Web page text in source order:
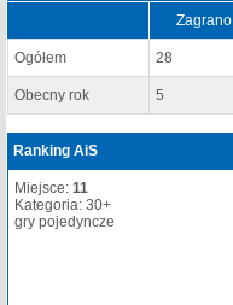
Zagrano
Ogółem 28
Obecny rok 5
Ranking AiS
Miejsce: 11
Kategoria: 30+
gry pojedyncze